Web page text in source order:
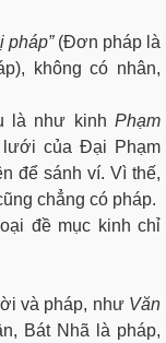
pháp” (Đơn pháp là
không có nhân,
là như kinhPhạm
lưới của Đại Phạm
để sánh ví. Vì thế,
chẳng có pháp.
đề mục kinh chỉ
và pháp, như Văn
Bát Nhã là pháp,